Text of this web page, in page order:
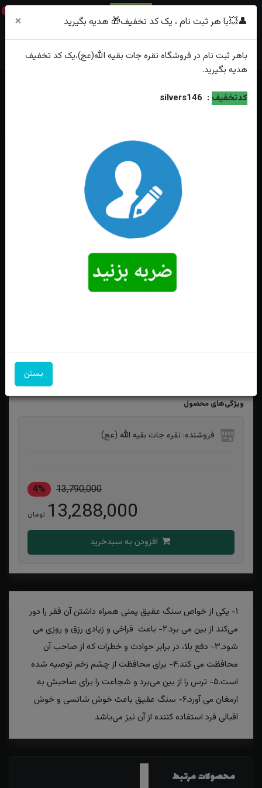
0
خانه
فهرست محصولات
ست انگشتر عقیق کبود یمنی اصل خطی حکاکی یا علی و یا فاطمه اثر استاد
فاطمه اثر استاد فاضل زاده
ویژگی‌های محصول
فروشنده: نقره جات بقیه الله (عج)
13,790,000
4%
13,288,000 تومان
۱- یکی از خواص سنگ عقیق یمنی همراه داشتن آن فقر را دور
می‌کند از بین می برد.۲- باعث فراخی و زیادی رزق و روزی می
شود.۳- دفع بلا، در برابر حوادث و خطرات که از صاحب آن
محافظت می کند.۴- برای محافظت از چشم زخم توصیه شده
است.۵- ترس را از بین می‌برد و شجاعت را برای صاحبش به
ارمغان می آورد.۶- سنگ عقیق باعث خوش شانسی و خوش
اقبالی فرد استفاده کننده از آن نیز می‌باشد
محصولات مرتبط
👤💥با هر ثبت نام ، یک کد تخفیف🎁 هدیه بگیرید ×
باهر ثبت نام در فروشگاه نقره جات بقیه الله(عج)،یک کد تخفیف
هدیه بگیرید.
کدتخفیف :
silvers146
بستن